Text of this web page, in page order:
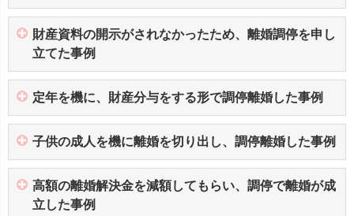
財産資料の開示がされなかったため、離婚調停を申し
立てた事例
定年を機に、財産分与をする形で調停離婚した事例
子供の成人を機に離婚を切り出し、調停離婚した事例
高額の離婚解決金を減額してもらい、調停で離婚が成
立した事例